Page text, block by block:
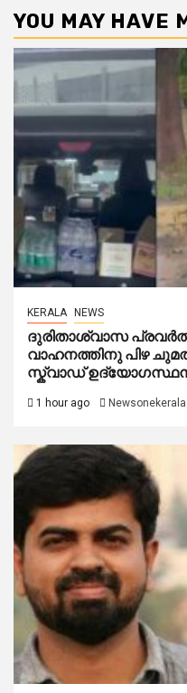
YOU MAY HAVE
KERALA NEWS
ദുരിതാശ്വാസ
വാഹനത്തിനു പിഴ
സ്ക്വാഡ്
1 hour ago Newsonekerala